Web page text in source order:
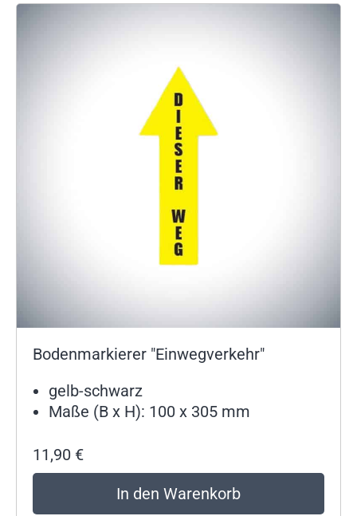
Bodenmarkierer "Einwegverkehr"
gelb-schwarz
Maße (B x H): 100 x 305 mm
11,90 €
In den Warenkorb